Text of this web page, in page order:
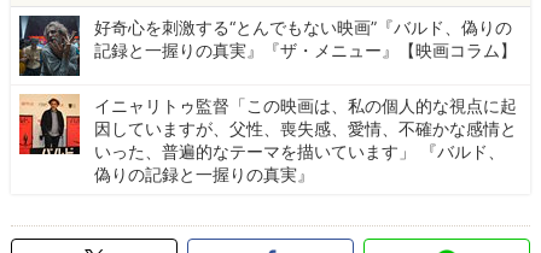
好奇心を刺激する“とんでもない映画”『バルド、偽りの
記録と一握りの真実』『ザ・メニュー』【映画コラム】
イニャリトゥ監督「この映画は、私の個人的な視点に起
因していますが、父性、喪失感、愛情、不確かな感情と
いった、普遍的なテーマを描いています」 『バルド、
偽りの記録と一握りの真実』